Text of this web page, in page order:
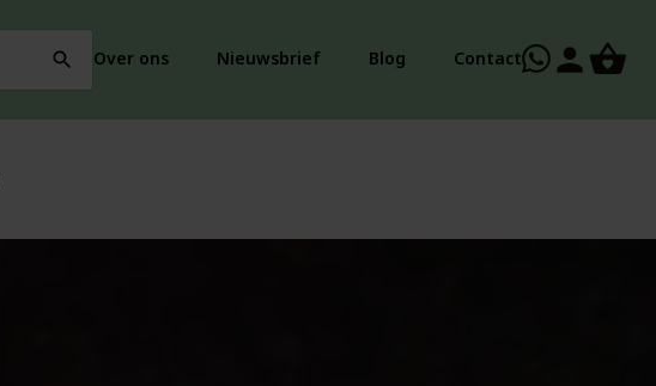
search Over ons Nieuwsbrief Blog Contact person